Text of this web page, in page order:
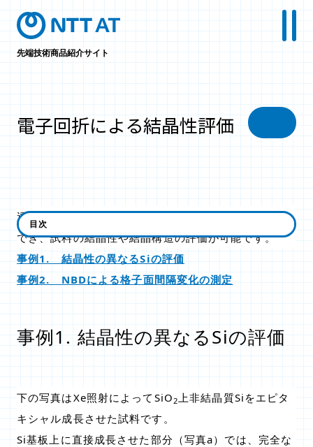
先端技術商品紹介サイト
電子回折による結晶性評価
透過電子顕微鏡（TEM）では電子回折パターンを取得
でき、試料の結晶性や結晶構造の評価が可能です。
事例1. 結晶性の異なるSiの評価
事例2. NBDによる格子面間隔変化の測定
事例1. 結晶性の異なるSiの評価
下の写真はXe照射によってSiO 2上非結晶質Siをエピタ
キシャル成長させた試料です。
Si基板上に直接成長させた部分（写真a）では、完全な
目次